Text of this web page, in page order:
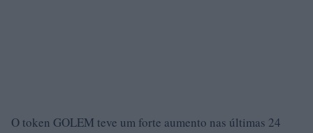
O token GOLEM teve um forte aumento nas últimas 24